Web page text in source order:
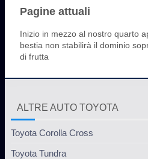
Pagine attuali
Inizio in mezzo al nostro quarto
bestia non stabilirà il dominio
di frutta
ALTRE AUTO TOYOTA
Toyota Corolla Cross
Toyota Tundra